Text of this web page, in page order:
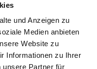
und Anzeigen zu
Medien anbieten
Website zu
Informationen zu Ihrer
unsere Partner für